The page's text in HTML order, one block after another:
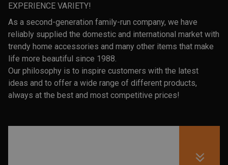
DE
EXPERIENCE VARIETY!
As a second-generation family-run company, we have
reliably supplied the domestic and international market with
trendy home accessories and many other items that make
life more beautiful since 1988.
Our philosophy is to inspire customers with the latest
ideas and to offer a wide range of different products,
always at the best and most competitive prices!